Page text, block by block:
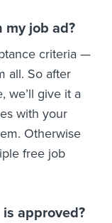
job ad?
criteria —
all. So after
we’ll give it a
with your
Otherwise
free job
approved?